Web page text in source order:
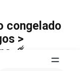
congelado
>
☄️
este